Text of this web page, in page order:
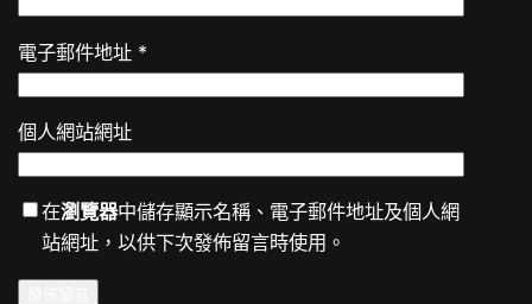
電子郵件地址 *
個人網站網址
在瀏覽器中儲存顯示名稱、電子郵件地址及個人網
站網址，以供下次發佈留言時使用。